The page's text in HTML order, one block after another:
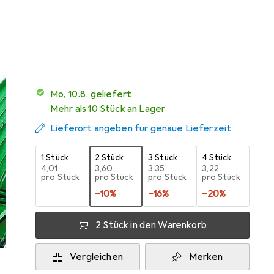
Mo, 10.8. geliefert
Mehr als 10 Stück an Lager
Lieferort angeben für genaue Lieferzeit
1 Stück
EUR
4,01
pro Stück
2 Stück
EUR
3,60
pro Stück
−10%
3 Stück
EUR
3,35
pro Stück
−16%
4 Stück
EUR
3,22
pro Stück
−20%
2 Stück in den Warenkorb
Vergleichen Merken